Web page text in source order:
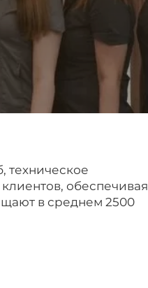
техническое
обеспечивая
в среднем 2500